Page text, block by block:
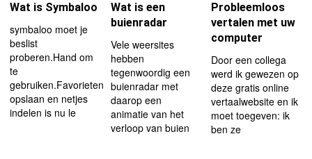
Wat is Symbaloo
symbaloo moet je
beslist
proberen.Hand om
te
gebruiken.Favorieten
opslaan en netjes
indelen is nu le
Wat is een
buienradar
Vele weersites
hebben
tegenwoordig een
buienradar met
daarop een
animatie van het
verloop van buien
Probleemloos
vertalen met uw
computer
Door een collega
werd ik gewezen op
deze gratis online
vertaalwebsite en ik
moet toegeven: ik
ben ze